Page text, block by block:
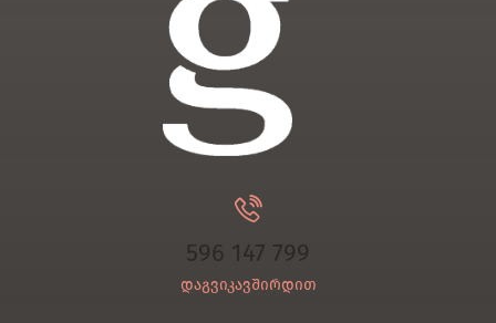
596 147 799
დაგვიკავშირდით